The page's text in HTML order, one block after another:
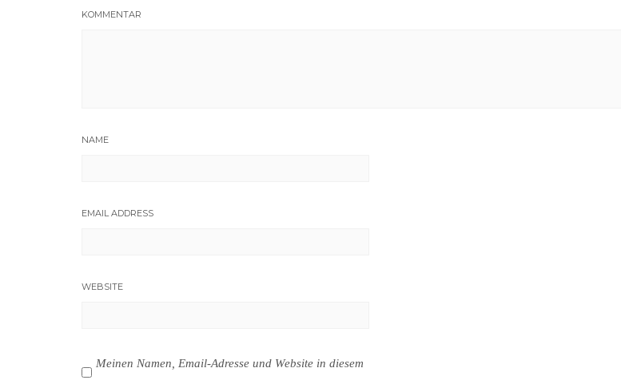
KOMMENTAR
NAME
EMAIL ADDRESS
WEBSITE
Meinen Namen, Email-Adresse und Website in diesem